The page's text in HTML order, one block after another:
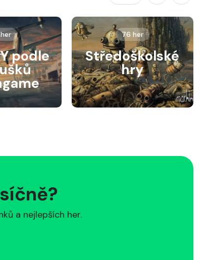
podle
76 her
Středoškolské
hry
a nejlepších her.